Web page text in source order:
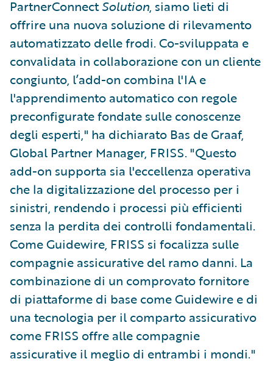
PartnerConnectSolution, siamo lieti di
offrire una nuova soluzione di rilevamento
automatizzato delle frodi. Co-sviluppata e
convalidata in collaborazione con un cliente
congiunto, l’add-on combina l'IA e
l'apprendimento automatico con regole
preconfigurate fondate sulle conoscenze
degli esperti," ha dichiarato Bas de Graaf,
Global Partner Manager, FRISS. "Questo
add-on supporta sia l'eccellenza operativa
che la digitalizzazione del processo per i
sinistri, rendendo i processi più efficienti
senza la perdita dei controlli fondamentali.
Come Guidewire, FRISS si focalizza sulle
compagnie assicurative del ramo danni. La
combinazione di un comprovato fornitore
di piattaforme di base come Guidewire e di
una tecnologia per il comparto assicurativo
come FRISS offre alle compagnie
assicurative il meglio di entrambi i mondi."